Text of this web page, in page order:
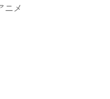
ニメ